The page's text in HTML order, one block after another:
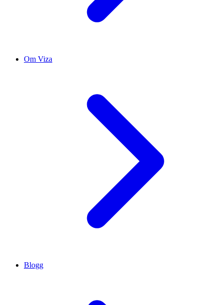
Om Viza
Blogg